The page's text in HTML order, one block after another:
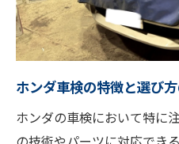
地元の車検で築く長
ではの強み
川越市の車検業者
オーナーと整備工
地域に根ざしたサ
ホンダ車検の特徴と選び
ホンダの車検において特に